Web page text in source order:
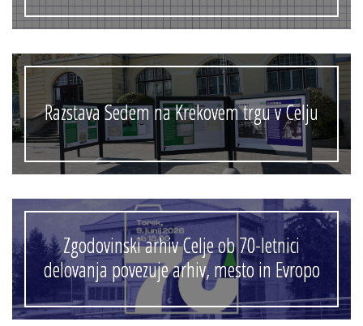
Razstava Sedem na Krekovem trgu v Celju
Zgodovinski arhiv Celje ob 70-letnici
delovanja povezuje arhiv, mesto in Evropo